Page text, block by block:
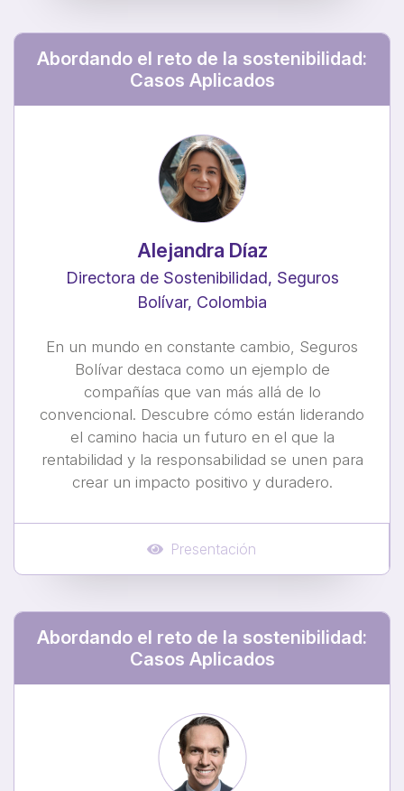
Abordando el reto de la sostenibilidad:
Casos Aplicados
Alejandra Díaz
Directora de Sostenibilidad, Seguros
Bolívar, Colombia
En un mundo en constante cambio, Seguros
Bolívar destaca como un ejemplo de
compañías que van más allá de lo
convencional. Descubre cómo están liderando
el camino hacia un futuro en el que la
rentabilidad y la responsabilidad se unen para
crear un impacto positivo y duradero.
Presentación
Abordando el reto de la sostenibilidad:
Casos Aplicados